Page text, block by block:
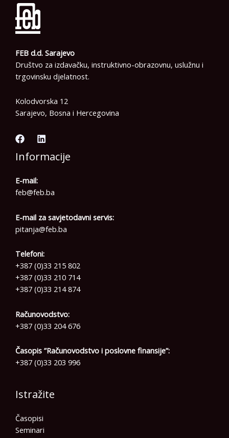
FEB d.d. Sarajevo
Društvo za izdavačku, instruktivno-obrazovnu, uslužnu i
trgovinsku djelatnost.
Kolodvorska 12
Sarajevo, Bosna i Hercegovina
Informacije
E-mail:
feb@feb.ba
E-mail za savjetodavni servis:
pitanja@feb.ba
Telefoni:
+387 (0)33 215 802
+387 (0)33 210 714
+387 (0)33 214 874
Računovodstvo:
+387 (0)33 204 676
Časopis ”Računovodstvo i poslovne finansije”:
+387 (0)33 203 996
Istražite
Časopisi
Seminari